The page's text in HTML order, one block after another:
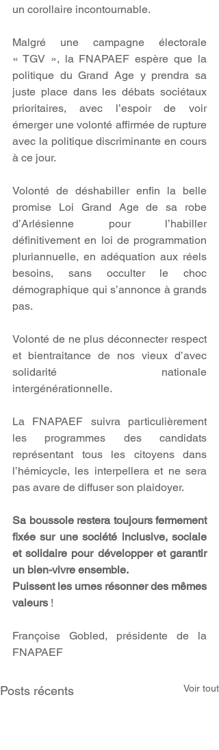
un corollaire incontournable.
Malgré une campagne électorale
« TGV », la FNAPAEF espère que la
politique du Grand Age y prendra sa
juste place dans les débats sociétaux
prioritaires, avec l’espoir de voir
émerger une volonté affirmée de rupture
avec la politique discriminante en cours
à ce jour.
Volonté de déshabiller enfin la belle
promise Loi Grand Age de sa robe
d’Arlésienne pour l’habiller
définitivement en loi de programmation
pluriannuelle, en adéquation aux réels
besoins, sans occulter le choc
démographique qui s’annonce à grands
pas.
Volonté de ne plus déconnecter respect
et bientraitance de nos vieux d’avec
solidarité
nationale
intergénérationnelle.
La FNAPAEF suivra particulièrement
les programmes des candidats
représentant tous les citoyens dans
l’hémicycle, les interpellera et ne sera
pas avare de diffuser son plaidoyer.
Sa boussole restera toujours fermement
fixée sur une société inclusive, sociale
et solidaire pour développer et garantir
un bien-vivre ensemble.
Puissent les urnes résonner des mêmes
valeurs !
Françoise Gobled, présidente de la
FNAPAEF
Posts récents Voir tout